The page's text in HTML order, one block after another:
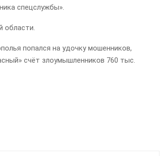
спецслужбы».
области.
попался на удочку мошенников,
счёт злоумышленников 760 тыс.